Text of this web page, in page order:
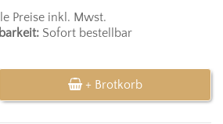
Preise inkl. Mwst.
Sofort bestellbar
+ Brotkorb